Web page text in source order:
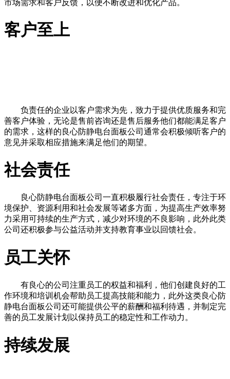
市场需求和客户反馈，以便不断改进和优化产品。
客户至上
负责任的企业以客户需求为先，致力于提供优质服务和完
善客户体验，无论是售前咨询还是售后服务他们都能满足客户
的需求，这样的良心防静电台面板公司通常会积极倾听客户的
意见并采取相应措施来满足他们的期望。
社会责任
良心防静电台面板公司一直积极履行社会责任，专注于环
境保护、资源利用和社会发展等诸多方面，为提高生产效率努
力采用可持续的生产方式，减少对环境的不良影响，此外此类
公司还积极参与公益活动并支持教育事业以回馈社会。
员工关怀
有良心的公司注重员工的权益和福利，他们创建良好的工
作环境和培训机会帮助员工提高技能和能力，此外这类良心防
静电台面板公司还可能提供公平的薪酬和福利待遇，并制定完
善的员工发展计划以保持员工的稳定性和工作动力。
持续发展